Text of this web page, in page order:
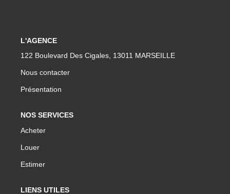
L'AGENCE
122 Boulevard Des Cigales, 13011 MARSEILLE
Nous contacter
Présentation
NOS SERVICES
Acheter
Louer
Estimer
LIENS UTILES